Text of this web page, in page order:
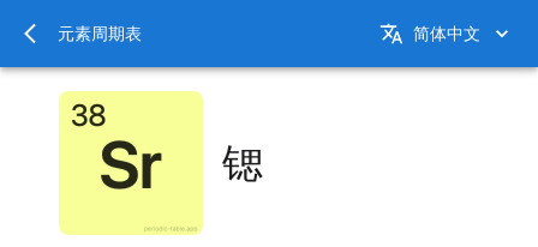
元素周期表 简体中文
锶